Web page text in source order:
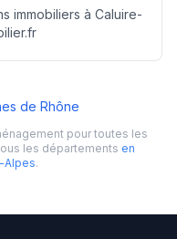
immobiliers à Caluire-
de Rhône
pour toutes les
les départements en
Alpes.